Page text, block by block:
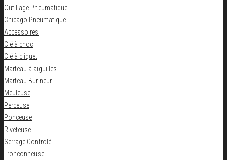
Outillage Pneumatique
Chicago Pneumatique
Accessoires
Clé à choc
Clé à cliquet
Marteau à aiguilles
Marteau Burineur
Meuleuse
Perceuse
Ponceuse
Riveteuse
Serrage Controlé
Tronconneuse